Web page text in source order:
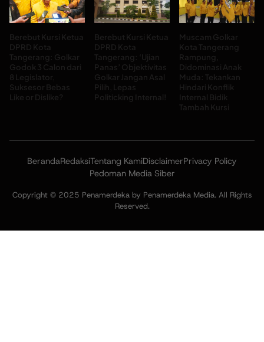
Berebut Kursi Ketua
DPRD Kota
Tangerang: Golkar
Godok 3 Calon dari
8 Legislator,
Suksesor Bebas
Like or Dislike?
Berebut Kursi Ketua
DPRD Kota
Tangerang: ‘Ujian
Panas’ Objektivitas
Golkar Jangan Asal
Pilih, Lepas
Politicking Internal!
Muscam Golkar
Kota Tangerang
Rampung,
Didominasi Anak
Muda: Tekankan
Hindari Konflik
Internal Bidik
Tambah Kursi
BerandaRedaksiTentang KamiDisclaimerPrivacy Policy
Pedoman Media Siber
Copyright © 2025 Penamerdeka by Penamerdeka Media. All Rights
Reserved.